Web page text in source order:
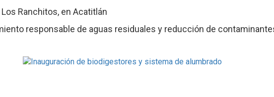
Ranchitos, en Acatitlán
responsable de aguas residuales y reducción de